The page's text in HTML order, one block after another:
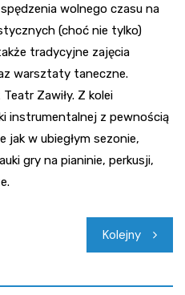
wolnego czasu na
(choć nie tylko)
tradycyjne zajęcia
warsztaty taneczne.
Zawiły. Z kolei
instrumentalnej z pewnością
w ubiegłym sezonie,
gry na pianinie, perkusji,
Kolejny